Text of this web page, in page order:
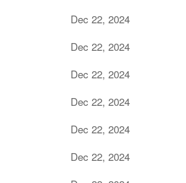
Dec 22, 2024
Dec 22, 2024
Dec 22, 2024
Dec 22, 2024
Dec 22, 2024
Dec 22, 2024